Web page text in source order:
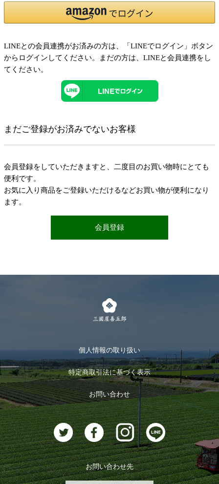
LINEとの会員連携がお済みの方は、「LINEでログイン」ボタン
からログインしてください。まだの方は、 LINEと会員連携をし
てください。
まだご登録がお済みでないお客様
会員登録をしていただきますと、二度目のお買い物時にとても
便利です。
お気に入り商品をご登録いただけるなどお買い物が便利になり
ます。
会員登録
個人情報の取り扱い
特定商取引法に基づく表示
お問い合わせ
お問い合わせ先